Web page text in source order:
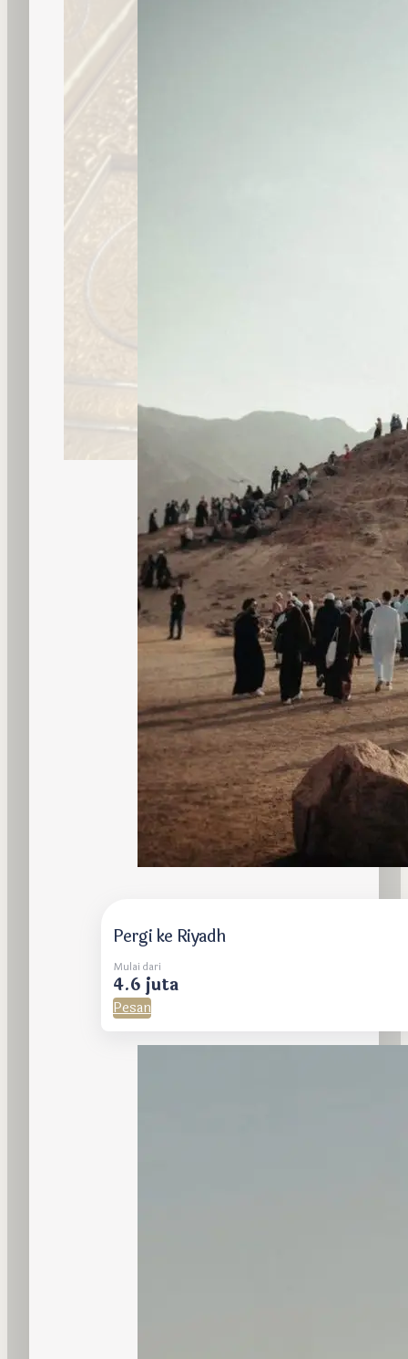
Pergi ke Riyadh
Mulai dari
4.6 juta
Pesan